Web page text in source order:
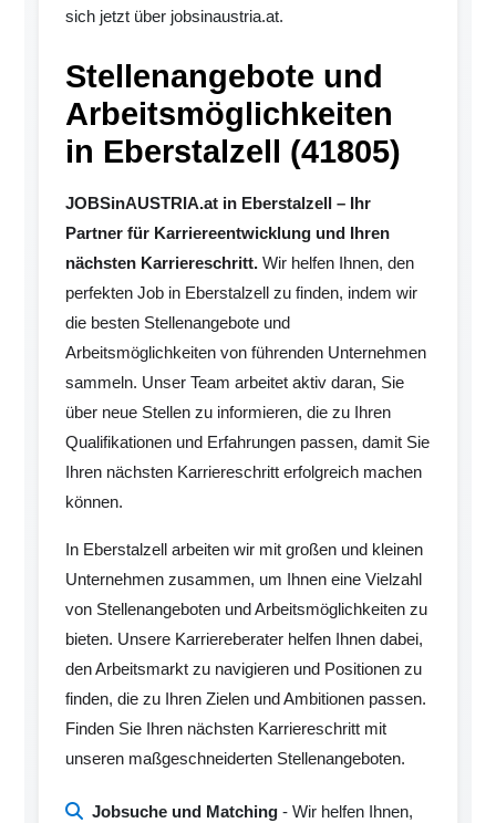
sich jetzt über jobsinaustria.at.
Stellenangebote und
Arbeitsmöglichkeiten
in Eberstalzell (41805)
JOBSinAUSTRIA.at in Eberstalzell – Ihr
Partner für Karriereentwicklung und Ihren
nächsten Karriereschritt. Wir helfen Ihnen, den
perfekten Job in Eberstalzell zu finden, indem wir
die besten Stellenangebote und
Arbeitsmöglichkeiten von führenden Unternehmen
sammeln. Unser Team arbeitet aktiv daran, Sie
über neue Stellen zu informieren, die zu Ihren
Qualifikationen und Erfahrungen passen, damit Sie
Ihren nächsten Karriereschritt erfolgreich machen
können.
In Eberstalzell arbeiten wir mit großen und kleinen
Unternehmen zusammen, um Ihnen eine Vielzahl
von Stellenangeboten und Arbeitsmöglichkeiten zu
bieten. Unsere Karriereberater helfen Ihnen dabei,
den Arbeitsmarkt zu navigieren und Positionen zu
finden, die zu Ihren Zielen und Ambitionen passen.
Finden Sie Ihren nächsten Karriereschritt mit
unseren maßgeschneiderten Stellenangeboten.
Jobsuche und Matching - Wir helfen Ihnen,